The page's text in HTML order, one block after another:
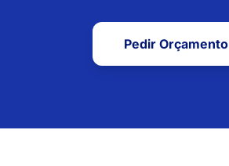
Pedir Orçamento